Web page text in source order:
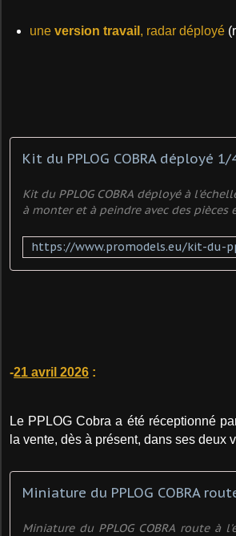
une version travail , radar déployé
Kit du PPLOG COBRA déployé 1/
Kit du PPLOG COBRA déployé à
à monter et à peindre avec des
-21 avril 2026 :
Le PPLOG Cobra a été réceptionné
la vente, dès à présent, dans ses deux
Miniature du PPLOG COBRA
Miniature du PPLOG COBRA route